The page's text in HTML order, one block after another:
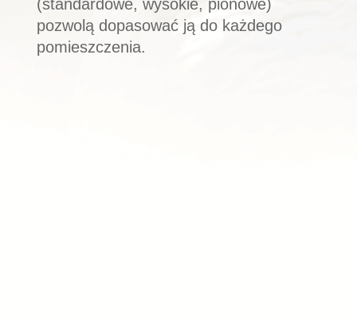
(standardowe, wysokie, pionowe)
pozwolą dopasować ją do każdego
pomieszczenia.